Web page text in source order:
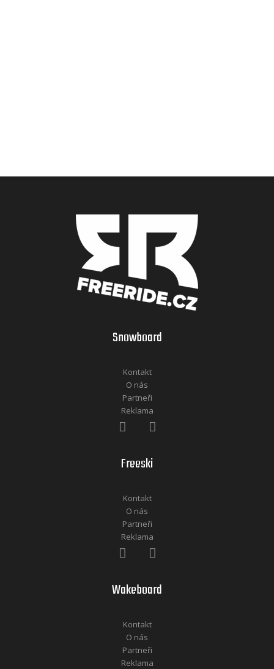
Snowboard
Kontakt
O nás
Partneři
Reklama
Freeski
Kontakt
O nás
Partneři
Reklama
Wakeboard
Kontakt
O nás
Partneři
Reklama